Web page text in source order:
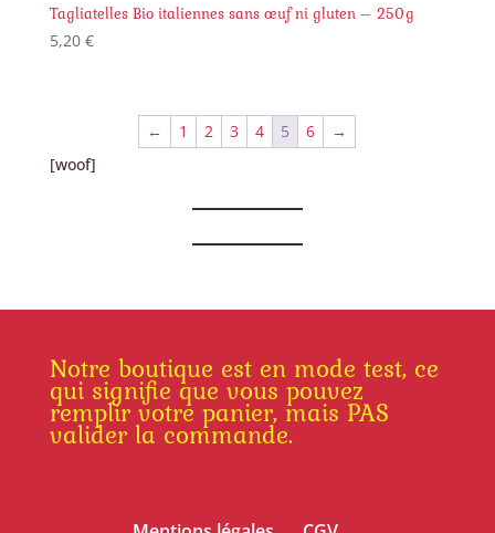
Tagliatelles Bio italiennes sans œuf ni gluten – 250g
5,20 €
← 1 2 3 4 5 6
→
[woof]
Notre boutique est en mode test, ce
qui signifie que vous pouvez
remplir votre panier, mais PAS
valider la commande.